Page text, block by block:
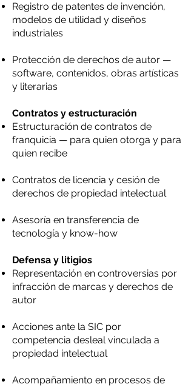
Registro de patentes de invención,
modelos de utilidad y diseños
industriales
Protección de derechos de autor —
software, contenidos, obras artísticas
y literarias
​Contratos y estructuración
Estructuración de contratos de
franquicia — para quien otorga y para
quien recibe
Contratos de licencia y cesión de
derechos de propiedad intelectual
Asesoría en transferencia de
tecnología y know-how
Defensa y litigios
Representación en controversias por
infracción de marcas y derechos de
autor
Acciones ante la SIC por
competencia desleal vinculada a
propiedad intelectual
Acompañamiento en procesos de